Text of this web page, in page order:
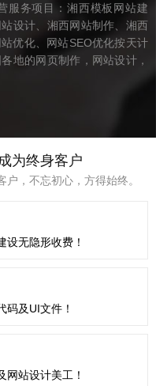
服务项目：湘西模板网站建
设计、湘西网站制作、湘西
优化、网站SEO优化按天计
地的网页制作，网站设计，
为终身客户
，不忘初心，方得始终。
设无隐形收费！
码及UI文件！
网站设计美工！